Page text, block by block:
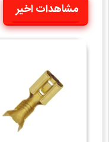
مشاهدات اخیر